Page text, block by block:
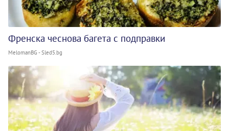
Френска чеснова багета с подправки
MelomanBG - Sled5.bg